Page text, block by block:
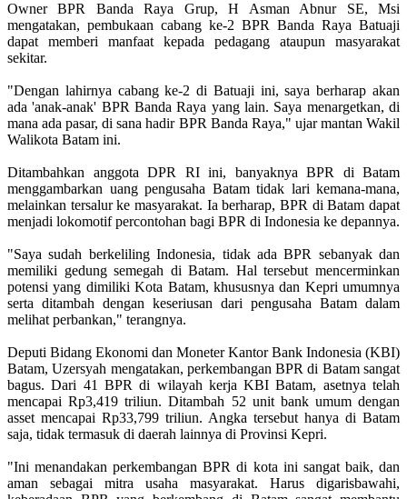
Owner BPR Banda Raya Grup, H Asman Abnur SE, Msi
mengatakan, pembukaan cabang ke-2 BPR Banda Raya Batuaji
dapat memberi manfaat kepada pedagang ataupun masyarakat
sekitar.
"Dengan lahirnya cabang ke-2 di Batuaji ini, saya berharap akan
ada 'anak-anak' BPR Banda Raya yang lain. Saya menargetkan, di
mana ada pasar, di sana hadir BPR Banda Raya," ujar mantan Wakil
Walikota Batam ini.
Ditambahkan anggota DPR RI ini, banyaknya BPR di Batam
menggambarkan uang pengusaha Batam tidak lari kemana-mana,
melainkan tersalur ke masyarakat. Ia berharap, BPR di Batam dapat
menjadi lokomotif percontohan bagi BPR di Indonesia ke depannya.
"Saya sudah berkeliling Indonesia, tidak ada BPR sebanyak dan
memiliki gedung semegah di Batam. Hal tersebut mencerminkan
potensi yang dimiliki Kota Batam, khususnya dan Kepri umumnya
serta ditambah dengan keseriusan dari pengusaha Batam dalam
melihat perbankan," terangnya.
Deputi Bidang Ekonomi dan Moneter Kantor Bank Indonesia (KBI)
Batam, Uzersyah mengatakan, perkembangan BPR di Batam sangat
bagus. Dari 41 BPR di wilayah kerja KBI Batam, asetnya telah
mencapai Rp3,419 triliun. Ditambah 52 unit bank umum dengan
asset mencapai Rp33,799 triliun. Angka tersebut hanya di Batam
saja, tidak termasuk di daerah lainnya di Provinsi Kepri.
"Ini menandakan perkembangan BPR di kota ini sangat baik, dan
aman sebagai mitra usaha masyarakat. Harus digarisbawahi,